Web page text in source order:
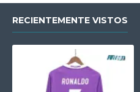
RECIENTEMENTE VISTOS